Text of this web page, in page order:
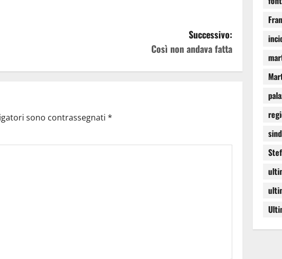
Successivo:
Così non andava fatta
sono contrassegnati *